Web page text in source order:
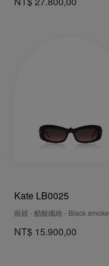
NT$ 27.800,00
Kate LB0025
眼鏡 - 醋酸纖維 - Black smoke
NT$ 15.900,00